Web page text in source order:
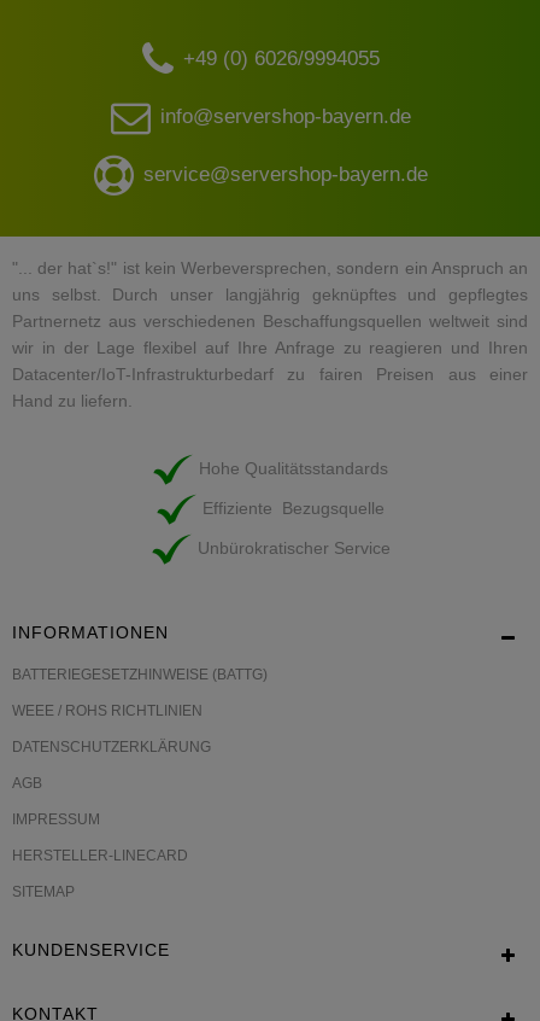
+49 (0) 6026/9994055
info@servershop-bayern.de
service@servershop-bayern.de
"... der hat`s!" ist kein Werbeversprechen, sondern ein Anspruch an
uns selbst. Durch unser langjährig geknüpftes und gepflegtes
Partnernetz aus verschiedenen Beschaffungsquellen weltweit sind
wir in der Lage flexibel auf Ihre Anfrage zu reagieren und Ihren
Datacenter/IoT-Infrastrukturbedarf zu fairen Preisen aus einer
Hand zu liefern.
Hohe Qualitätsstandards
Effiziente Bezugsquelle
Unbürokratischer Service
INFORMATIONEN
BATTERIEGESETZHINWEISE (BATTG)
WEEE / ROHS RICHTLINIEN
DATENSCHUTZERKLÄRUNG
AGB
IMPRESSUM
HERSTELLER-LINECARD
SITEMAP
KUNDENSERVICE
KONTAKT